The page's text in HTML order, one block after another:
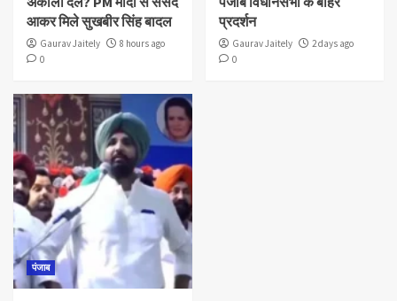
आकर मिले सुखबीर सिंह बादल
Gaurav Jaitely
8 hours ago
0
प्रदर्शन
Gaurav Jaitely
2 days ago
0
पंजाब